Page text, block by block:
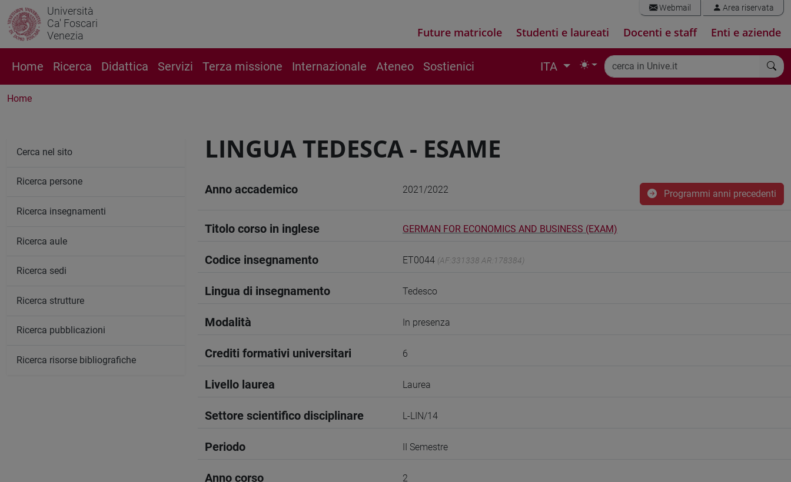
Università
Ca' Foscari
Venezia
Webmail Area riservata
Future matricole Studenti e laureati Docenti e staff Enti e aziende
Home Ricerca Didattica Servizi Terza missione Internazionale Ateneo Sostienici ITA
Home
LINGUA TEDESCA - ESAME
Anno accademico 2021/2022 Programmi anni precedenti
Titolo corso in inglese GERMAN FOR ECONOMICS AND BUSINESS (EXAM)
Codice insegnamento ET0044 (AF:331338 AR:178384)
Lingua di insegnamento Tedesco
Modalità In presenza
Crediti formativi universitari 6
Livello laurea Laurea
Settore scientifico disciplinare L-LIN/14
Periodo II Semestre
Anno corso 2
Cerca nel sito
Ricerca persone
Ricerca insegnamenti
Ricerca aule
Ricerca sedi
Ricerca strutture
Ricerca pubblicazioni
Ricerca risorse bibliografiche